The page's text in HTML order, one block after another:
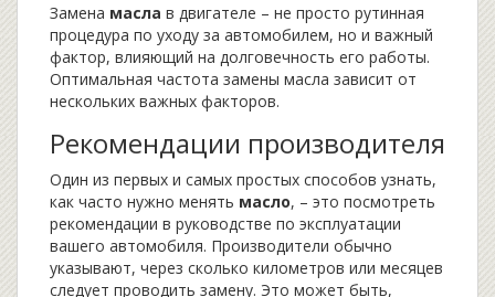
Замена масла в двигателе – не просто рутинная
процедура по уходу за автомобилем, но и важный
фактор, влияющий на долговечность его работы.
Оптимальная частота замены масла зависит от
нескольких важных факторов.
Рекомендации производителя
Один из первых и самых простых способов узнать,
как часто нужно менять масло, – это посмотреть
рекомендации в руководстве по эксплуатации
вашего автомобиля. Производители обычно
указывают, через сколько километров или месяцев
следует проводить замену. Это может быть,